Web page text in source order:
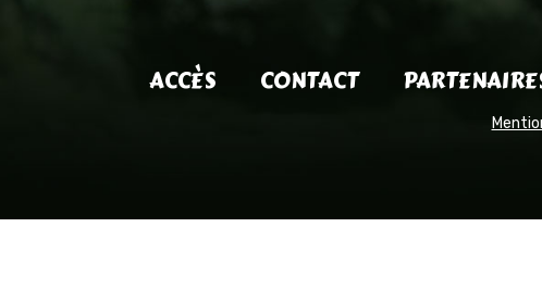
ACCÈS CONTACT